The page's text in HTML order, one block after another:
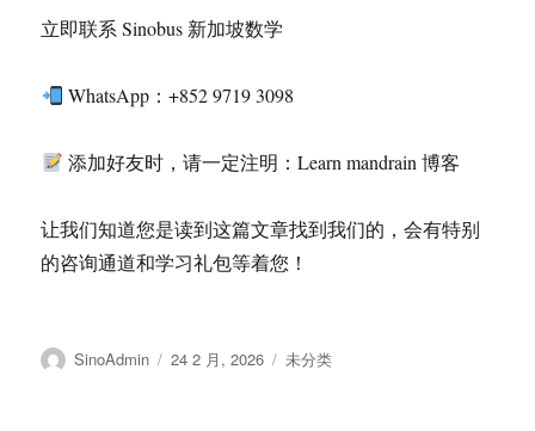
立即联系 Sinobus 新加坡数学
WhatsApp：+852 9719 3098
添加好友时，请一定注明：Learn mandrain 博客
让我们知道您是读到这篇文章找到我们的，会有特别
的咨询通道和学习礼包等着您！
作
SinoAdmin
发
24 2 月, 2026
分
未分类